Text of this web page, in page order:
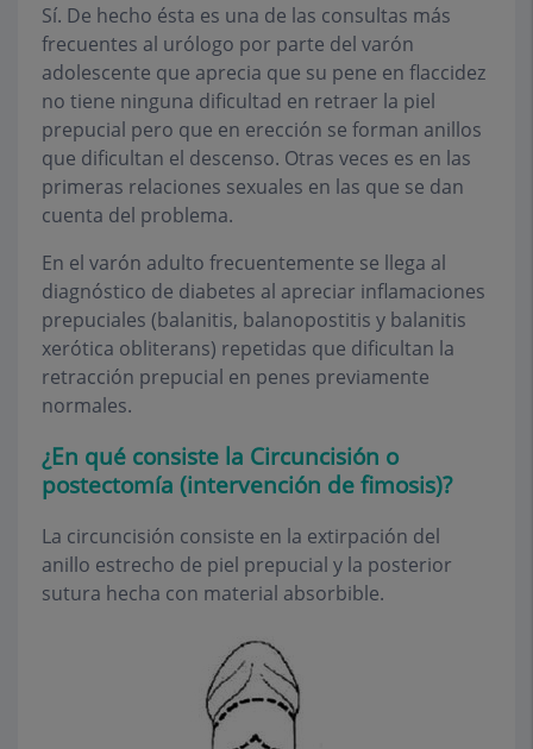
Sí. De hecho ésta es una de las consultas más
frecuentes al urólogo por parte del varón
adolescente que aprecia que su pene en flaccidez
no tiene ninguna dificultad en retraer la piel
prepucial pero que en erección se forman anillos
que dificultan el descenso. Otras veces es en las
primeras relaciones sexuales en las que se dan
cuenta del problema.
En el varón adulto frecuentemente se llega al
diagnóstico de diabetes al apreciar inflamaciones
prepuciales (balanitis, balanopostitis y balanitis
xerótica obliterans) repetidas que dificultan la
retracción prepucial en penes previamente
normales.
¿En qué consiste la Circuncisión o
postectomía (intervención de fimosis)?
La circuncisión consiste en la extirpación del
anillo estrecho de piel prepucial y la posterior
sutura hecha con material absorbible.